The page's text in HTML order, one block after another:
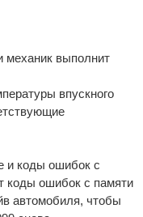
механик выполнит
впускного
и коды ошибок с
коды ошибок с памяти
автомобиля, чтобы